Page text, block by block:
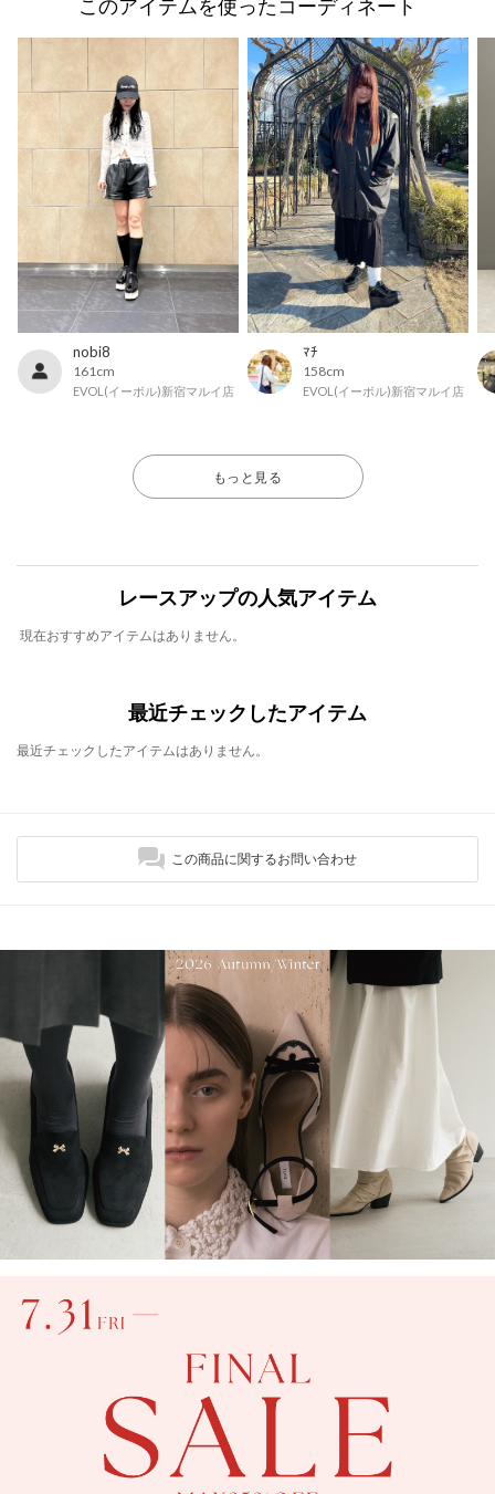
このアイテムを使ったコーディネート
nobi8
161cm
EVOL(イーボル)新宿マルイ店
ﾏﾁ
158cm
EVOL(イーボル)新宿マルイ店
もっと見る
レースアップの人気アイテム
現在おすすめアイテムはありません。
最近チェックしたアイテム
最近チェックしたアイテムはありません。
この商品に関するお問い合わせ